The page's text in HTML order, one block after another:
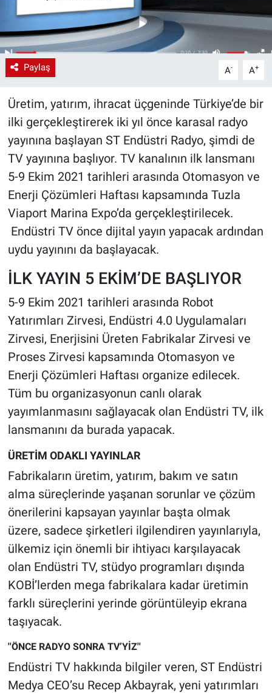
Paylaş A- A+
Üretim, yatırım, ihracat üçgeninde Türkiye’de bir
ilki gerçekleştirerek iki yıl önce karasal radyo
yayınına başlayan ST Endüstri Radyo, şimdi de
TV yayınına başlıyor. TV kanalının ilk lansmanı
5-9 Ekim 2021 tarihleri arasında Otomasyon ve
Enerji Çözümleri Haftası kapsamında Tuzla
Viaport Marina Expo’da gerçekleştirilecek.
Endüstri TV önce dijital yayın yapacak ardından
uydu yayınını da başlayacak.
İLK YAYIN 5 EKİM’DE BAŞLIYOR
5-9 Ekim 2021 tarihleri arasında Robot
Yatırımları Zirvesi, Endüstri 4.0 Uygulamaları
Zirvesi, Enerjisini Üreten Fabrikalar Zirvesi ve
Proses Zirvesi kapsamında Otomasyon ve
Enerji Çözümleri Haftası organize edilecek.
Tüm bu organizasyonun canlı olarak
yayımlanmasını sağlayacak olan Endüstri TV, ilk
lansmanını da burada yapacak.
ÜRETİM ODAKLI YAYINLAR
Fabrikaların üretim, yatırım, bakım ve satın
alma süreçlerinde yaşanan sorunlar ve çözüm
önerilerini kapsayan yayınlar başta olmak
üzere, sadece şirketleri ilgilendiren yayınlarıyla,
ülkemiz için önemli bir ihtiyacı karşılayacak
olan Endüstri TV, stüdyo programları dışında
KOBİ’lerden mega fabrikalara kadar üretimin
farklı süreçlerini yerinde görüntüleyip ekrana
taşıyacak.
''ÖNCE RADYO SONRA TV’YİZ''
Endüstri TV hakkında bilgiler veren, ST Endüstri
Medya CEO’su Recep Akbayrak, yeni yatırımları